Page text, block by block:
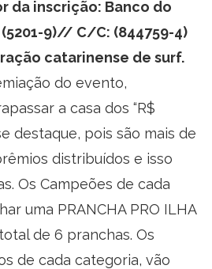
da inscrição: Banco do
9)// C/C: (844759-4)
catarinense de surf.
do evento,
a casa dos “R$
destaque, pois são mais de
distribuídos e isso
Os Campeões de cada
uma PRANCHA PRO ILHA
de 6 pranchas. Os
de cada categoria, vão